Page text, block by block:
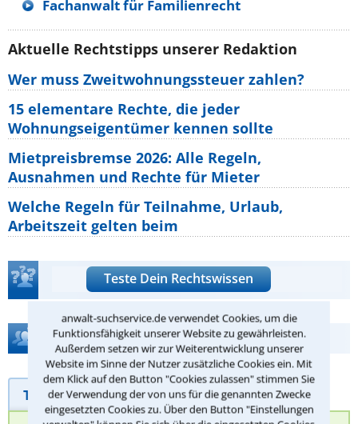
anwalt-suchservice.de verwendet Cookies, um die
Funktionsfähigkeit unserer Website zu gewährleisten.
Außerdem setzen wir zur Weiterentwicklung unserer
Website im Sinne der Nutzer zusätzliche Cookies ein. Mit
dem Klick auf den Button "Cookies zulassen" stimmen Sie
der Verwendung der von uns für die genannten Zwecke
eingesetzten Cookies zu. Über den Button "Einstellungen
Fachanwalt für Familienrecht
Aktuelle Rechtstipps unserer Redaktion
Wer muss Zweitwohnungssteuer zahlen?
15 elementare Rechte, die jeder
Wohnungseigentümer kennen sollte
Mietpreisbremse 2026: Alle Regeln,
Ausnahmen und Rechte für Mieter
Welche Regeln für Teilnahme, Urlaub,
Arbeitszeit gelten beim
Teste Dein Rechtswissen
Hilfe bei Ihrer Anwaltsuche?
Telefonhilfe Beratungsanfrage